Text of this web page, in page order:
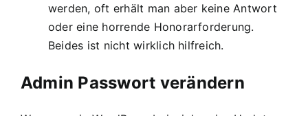
werden, oft erhält man aber keine Antwort
oder eine horrende Honorarforderung.
Beides ist nicht wirklich hilfreich.
Admin Passwort verändern